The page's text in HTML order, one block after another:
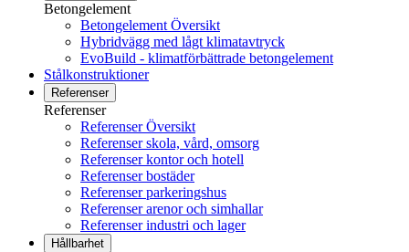
Betongelement
Betongelement Översikt
Hybridvägg med lågt klimatavtryck
EvoBuild - klimatförbättrade betongelement
Stålkonstruktioner
Referenser
Referenser
Referenser Översikt
Referenser skola, vård, omsorg
Referenser kontor och hotell
Referenser bostäder
Referenser parkeringshus
Referenser arenor och simhallar
Referenser industri och lager
Hållbarhet